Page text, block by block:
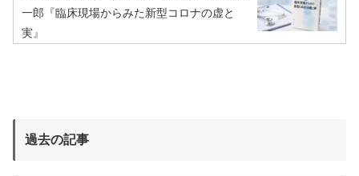
一郎『臨床現場からみた新型コロナの虚と
実』
過去の記事